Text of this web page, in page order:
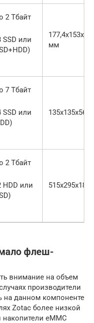
2 Тбайт
SSD или
мм
7 Тбайт
SSD или
135х135х56
2 Тбайт
HDD или
флеш-
внимание на объем
производители
на данном компоненте
Zotac более низкой
eMMC